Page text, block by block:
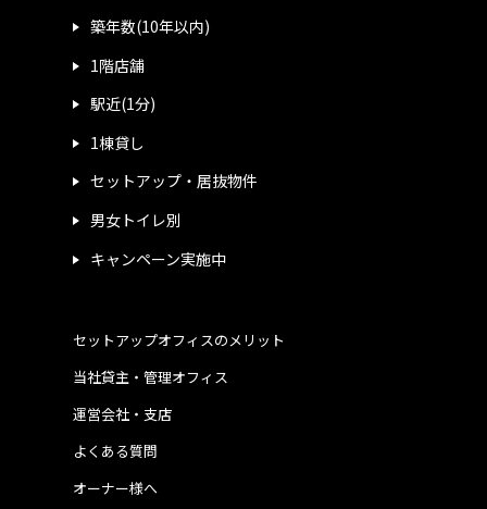
築年数(10年以内)
1階店舗
駅近(1分)
1棟貸し
セットアップ・居抜物件
男女トイレ別
キャンペーン実施中
運営会社・支店
よくある質問
当社貸主・管理オフィス
オーナー様へ
セットアップオフィスのメリット